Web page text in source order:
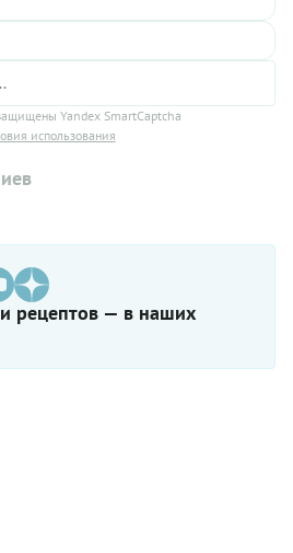
Yandex SmartCaptcha
использования
рецептов — в наших